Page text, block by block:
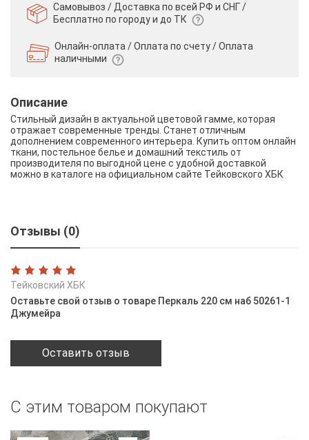
Самовывоз / Доставка по всей РФ и СНГ /
Бесплатно по городу и до ТК
Онлайн-оплата / Оплата по счету /Оплата
наличными
Описание
Стильный дизайн в актуальной цветовой гамме, которая
отражает современные тренды. Станет отличным
дополнением современного интерьера. Купить оптом онлайн
ткани, постельное белье и домашний текстиль от
производителя по выгодной цене с удобной доставкой
можно в каталоге на официальном сайте Тейковского ХБК
Отзывы (0)
Тейковский ХБК
Оставьте свой отзыв о товаре Перкаль 220 см наб 50261-1
Джумейра
Оставить отзыв
С этим товаром покупают